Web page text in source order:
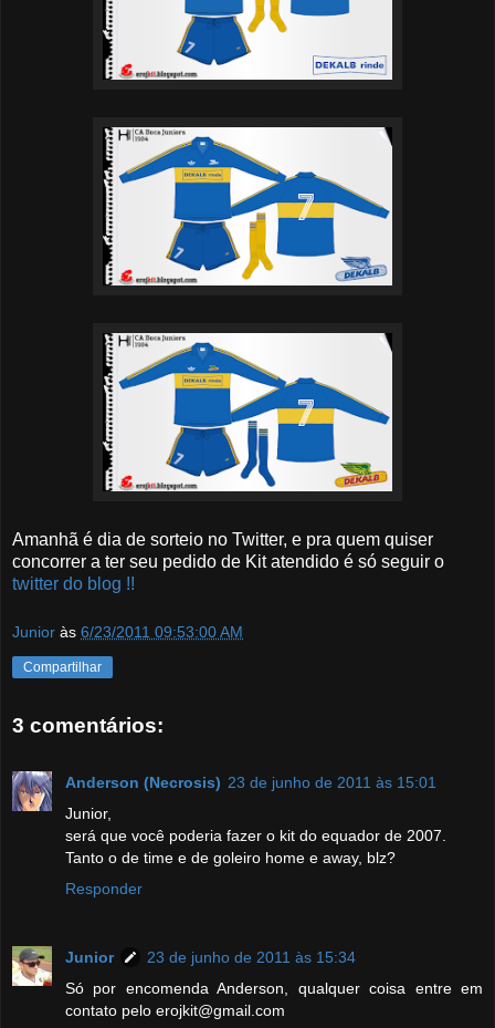
Amanhã é dia de sorteio no Twitter, e pra quem quiser
concorrer a ter seu pedido de Kit atendido é só seguir o
twitter do blog !!
Junior às 6/23/2011 09:53:00 AM
Compartilhar
3 comentários:
Anderson (Necrosis) 23 de junho de 2011 às 15:01
Junior,
será que você poderia fazer o kit do equador de 2007.
Tanto o de time e de goleiro home e away, blz?
Responder
Junior
23 de junho de 2011 às 15:34
Só por encomenda Anderson, qualquer coisa entre em
contato pelo erojkit@gmail.com